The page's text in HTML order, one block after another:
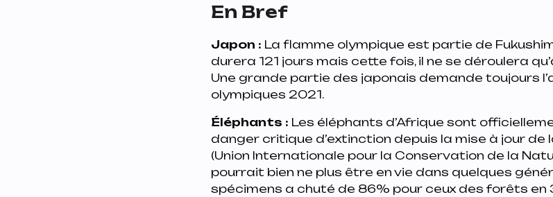
En Bref
Japon : La flamme olympique est partie de
durera 121 jours mais cette fois, il ne se déroulera
Une grande partie des japonais demande toujours
olympiques 2021.
Éléphants : Les éléphants d’Afrique sont
danger critique d’extinction depuis la mise à jour de
(Union Internationale pour la Conservation de la
pourrait bien ne plus être en vie dans quelques
spécimens a chuté de 86% pour ceux des forêts en